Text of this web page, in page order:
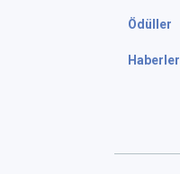
Ödüller
Haberler